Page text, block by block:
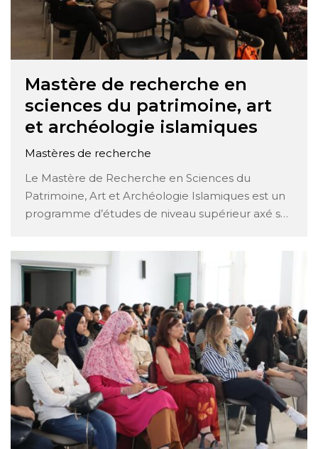
Mastère de recherche en
sciences du patrimoine, art
et archéologie islamiques
Mastères de recherche
Le Mastère de Recherche en Sciences du
Patrimoine, Art et Archéologie Islamiques est un
programme d’études de niveau supérieur axé sur
l’archéologie islamiques. Voici une description
détaillée des principaux composants de ce
programme : Fondements théoriques : Les
étudiants acquièrent une solide …